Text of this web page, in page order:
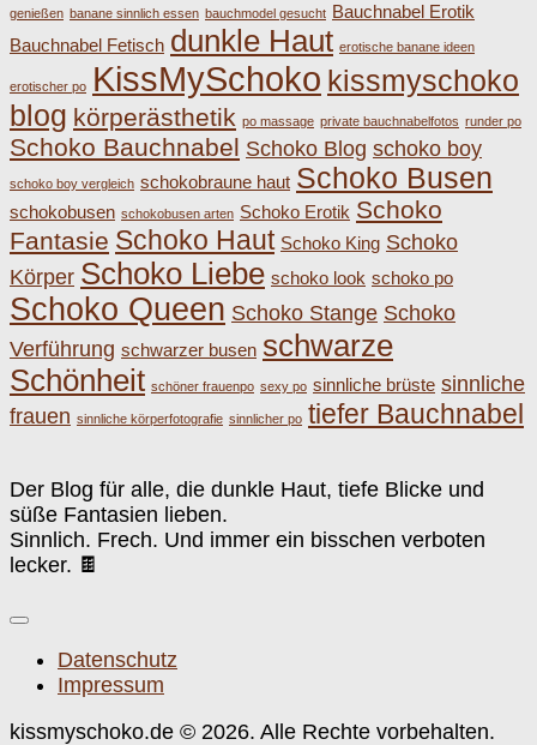
genießen banane sinnlich essen bauchmodel gesucht Bauchnabel Erotik
Bauchnabel Fetisch dunkle Haut erotische banane ideen
erotischer po KissMySchoko kissmyschoko
blog körperästhetik po massage private bauchnabelfotos runder po
Schoko Bauchnabel Schoko Blog schoko boy
schoko boy vergleich schokobraune haut Schoko Busen
schokobusen schokobusen arten Schoko Erotik Schoko
Fantasie Schoko Haut Schoko King Schoko
Körper Schoko Liebe schoko look schoko po
Schoko Queen Schoko Stange Schoko
Verführung schwarzer busen schwarze
Schönheit schöner frauenpo sexy po sinnliche brüste sinnliche
frauen sinnliche körperfotografie sinnlicher po tiefer Bauchnabel
Der Blog für alle, die dunkle Haut, tiefe Blicke und
süße Fantasien lieben.
Sinnlich. Frech. Und immer ein bisschen verboten
lecker. 🍫
Datenschutz
Impressum
kissmyschoko.de © 2026. Alle Rechte vorbehalten.